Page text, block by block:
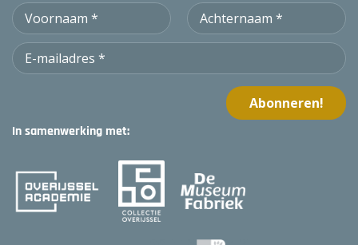
In samenwerking met: